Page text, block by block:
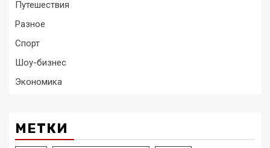
Путешествия
Разное
Спорт
Шоу-бизнес
Экономика
МЕТКИ